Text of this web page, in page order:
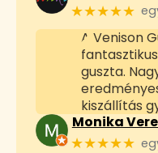
★★★★★
A Venison
guszta.
kiszállítás
Monika
★★★★★